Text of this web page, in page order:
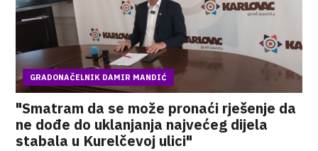
GRADONAČELNIK DAMIR MANDIĆ
"Smatram da se može pronaći rješenje da
ne dođe do uklanjanja najvećeg dijela
stabala u Kurelčevoj ulici"